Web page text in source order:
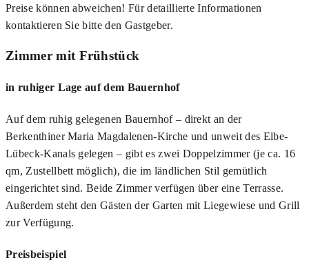
Preise können abweichen! Für detaillierte Informationen
kontaktieren Sie bitte den Gastgeber.
Zimmer mit Frühstück
in ruhiger Lage auf dem Bauernhof
Auf dem ruhig gelegenen Bauernhof – direkt an der
Berkenthiner Maria Magdalenen-Kirche und unweit des Elbe-
Lübeck-Kanals gelegen – gibt es zwei Doppelzimmer (je ca. 16
qm, Zustellbett möglich), die im ländlichen Stil gemütlich
eingerichtet sind. Beide Zimmer verfügen über eine Terrasse.
Außerdem steht den Gästen der Garten mit Liegewiese und Grill
zur Verfügung.
Preisbeispiel